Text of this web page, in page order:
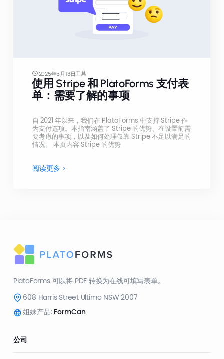
2025年5月13日工具
使用 Stripe 和 PlatoForms 支付表
单：需要了解的事项
自 2021 年以来，我们在 PlatoForms 中支持 Stripe 作
为支付选项。本指南涵盖了 Stripe 的优势、在设置前需
要考虑的事项，以及如何处理仅靠 Stripe 不足以满足的
情况。 本页内容 Stripe 的优势
阅读更多
PlatoForms 可以将 PDF 转换为在线可填写表单。
608 Harris Street Ultimo NSW 2007
姐妹产品: FormCan
公司